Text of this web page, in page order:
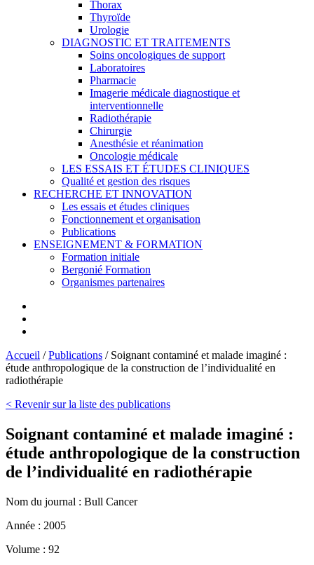
Thorax
Thyroïde
Urologie
DIAGNOSTIC ET TRAITEMENTS
Soins oncologiques de support
Laboratoires
Pharmacie
Imagerie médicale diagnostique et
interventionnelle
Radiothérapie
Chirurgie
Anesthésie et réanimation
Oncologie médicale
LES ESSAIS ET ÉTUDES CLINIQUES
Qualité et gestion des risques
RECHERCHE ET INNOVATION
Les essais et études cliniques
Fonctionnement et organisation
Publications
ENSEIGNEMENT & FORMATION
Formation initiale
Bergonié Formation
Organismes partenaires
Accueil /Publications / Soignant contaminé et malade imaginé :
étude anthropologique de la construction de l’individualité en
radiothérapie
< Revenir sur la liste des publications
Soignant contaminé et malade imaginé :
étude anthropologique de la construction
de l’individualité en radiothérapie
Nom du journal : Bull Cancer
Année : 2005
Volume : 92